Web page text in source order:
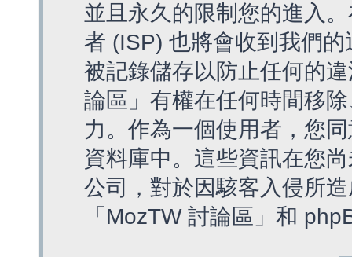
並且永久的限制您的進入
者 (ISP) 也將會收到我們
被記錄儲存以防止任何的
論區」有權在任何時間移
力。作為一個使用者，您
資料庫中。這些資訊在您
公司，對於因駭客入侵所
「MozTW 討論區」和